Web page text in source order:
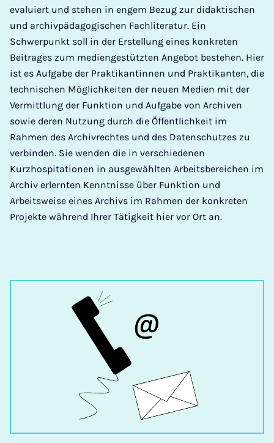
evaluiert und stehen in engem Bezug zur didaktischen
und archivpädagogischen Fachliteratur. Ein
Schwerpunkt soll in der Erstellung eines konkreten
Beitrages zum mediengestützten Angebot bestehen. Hier
ist es Aufgabe der Praktikantinnen und Praktikanten, die
technischen Möglichkeiten der neuen Medien mit der
Vermittlung der Funktion und Aufgabe von Archiven
sowie deren Nutzung durch die Öffentlichkeit im
Rahmen des Archivrechtes und des Datenschutzes zu
verbinden. Sie wenden die in verschiedenen
Kurzhospitationen in ausgewählten Arbeitsbereichen im
Archiv erlernten Kenntnisse über Funktion und
Arbeitsweise eines Archivs im Rahmen der konkreten
Projekte während Ihrer Tätigkeit hier vor Ort an.